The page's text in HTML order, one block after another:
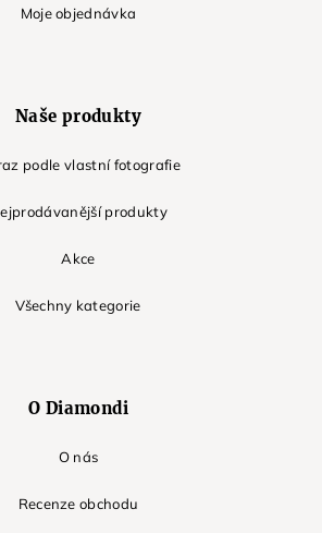
Moje objednávka
Naše produkty
podle vlastní fotografie
produkty
Akce
Všechny kategorie
O Diamondi
O nás
Recenze obchodu